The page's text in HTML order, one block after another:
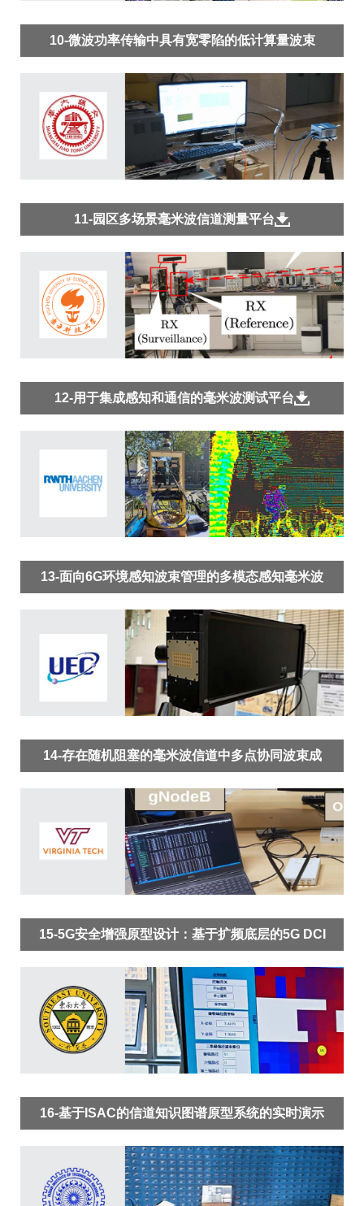
10-微波功率传输中具有宽零陷的低计算量波束
forming
11-园区多场景毫米波信道测量平台
12-用于集成感知和通信的毫米波测试平台
13-面向6G环境感知波束管理的多模态感知毫米波
平台
14-存在随机阻塞的毫米波信道中多点协同波束成
形
15-5G安全增强原型设计：基于扩频底层的5G DCI
混淆
16-基于ISAC的信道知识图谱原型系统的实时演示